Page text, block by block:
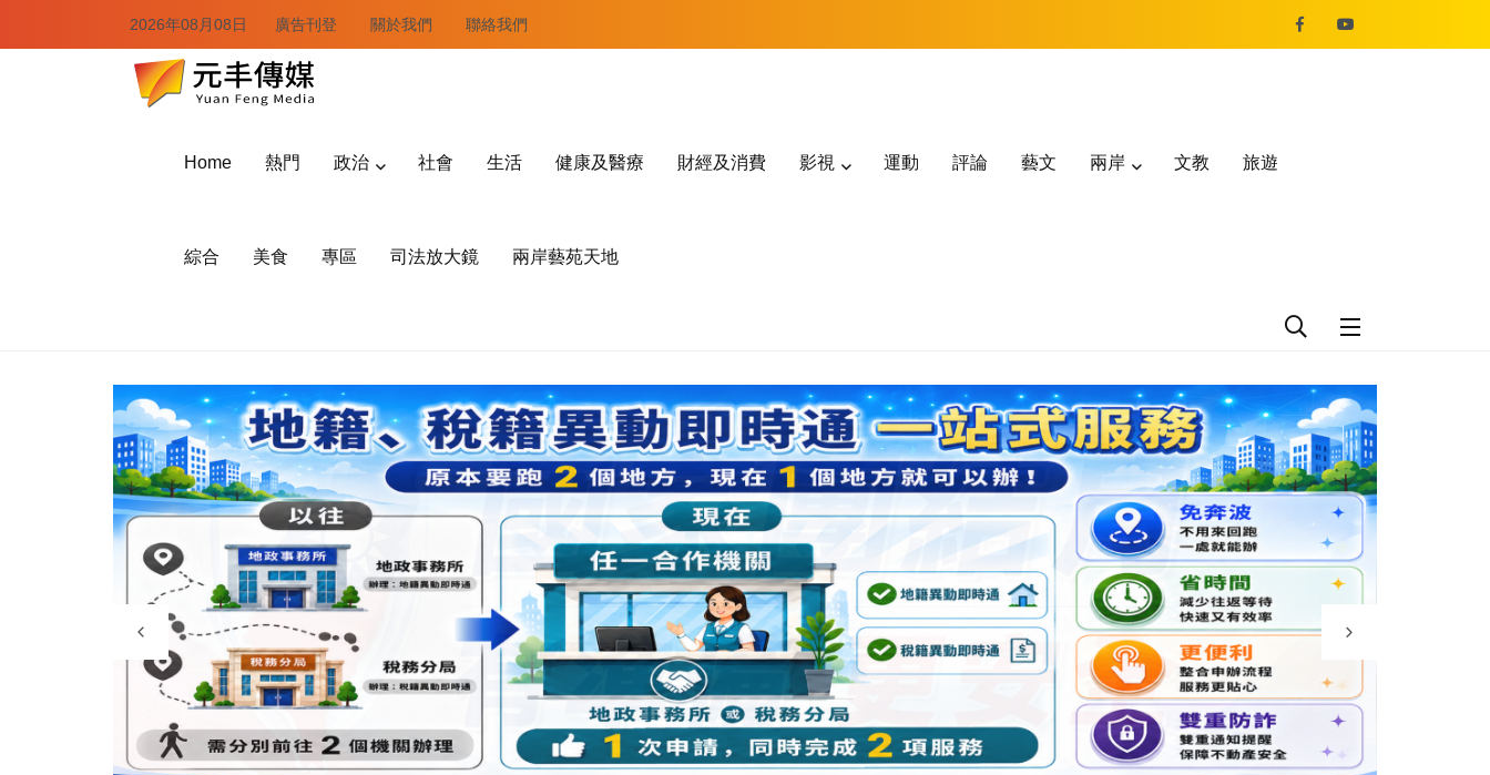
2026年08月08日 廣告刊登 關於我們 聯絡我們
Home 熱門 政治 社會 生活 健康及醫療 財經及消費 影視 運動 評論 藝文 兩岸 文教 旅遊
綜合 美食 專區 司法放大鏡 兩岸藝苑天地